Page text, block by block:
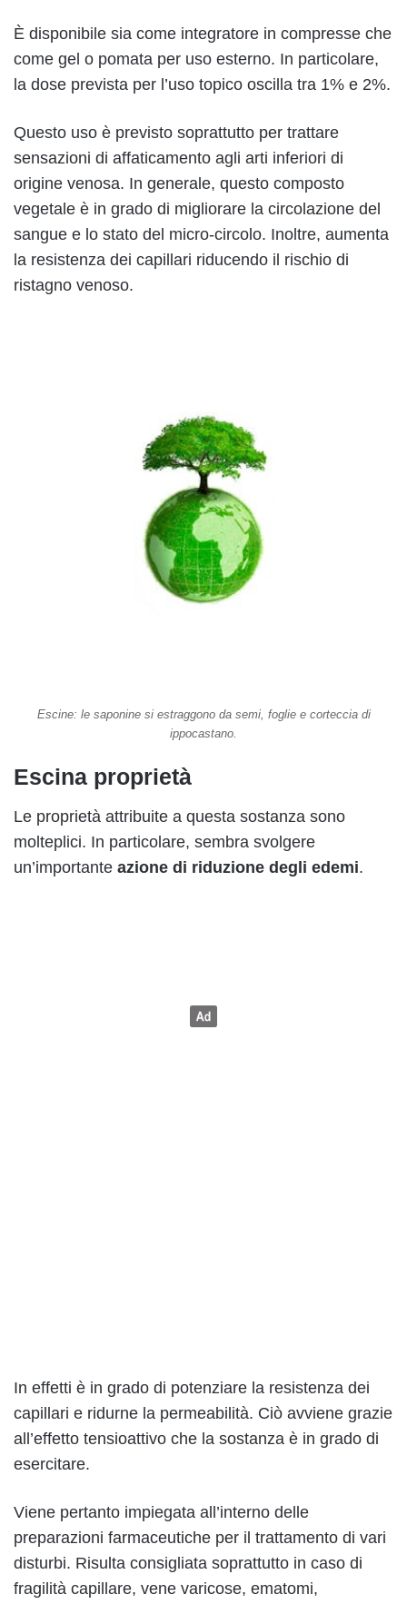
È disponibile sia come integratore in compresse che
come gel o pomata per uso esterno. In particolare,
la dose prevista per l’uso topico oscilla tra 1% e 2%.
Questo uso è previsto soprattutto per trattare
sensazioni di affaticamento agli arti inferiori di
origine venosa. In generale, questo composto
vegetale è in grado di migliorare la circolazione del
sangue e lo stato del micro-circolo. Inoltre, aumenta
la resistenza dei capillari riducendo il rischio di
ristagno venoso.
Escine: le saponine si estraggono da semi, foglie e corteccia di
ippocastano.
Escina proprietà
Le proprietà attribuite a questa sostanza sono
molteplici. In particolare, sembra svolgere
un’importante azione di riduzione degli edemi.
In effetti è in grado di potenziare la resistenza dei
capillari e ridurne la permeabilità. Ciò avviene grazie
all’effetto tensioattivo che la sostanza è in grado di
esercitare.
Viene pertanto impiegata all’interno delle
preparazioni farmaceutiche per il trattamento di vari
disturbi. Risulta consigliata soprattutto in caso di
fragilità capillare, vene varicose, ematomi,